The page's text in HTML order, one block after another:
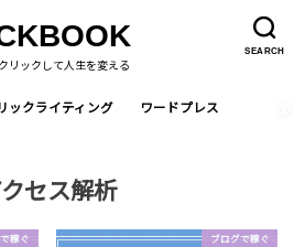
SEARCH
リックして人生を変える
ックライティング ワードプレス
セス解析
稼ぐ ブログで稼ぐ